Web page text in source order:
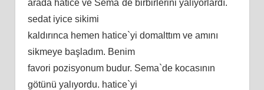
arada hatice ve Sema`de birbirlerini yalıyorlardı.
sedat iyice sikimi
kaldırınca hemen hatice`yi domalttım ve amını
sikmeye başladım. Benim
favori pozisyonum budur. Sema`de kocasının
götünü yalıyordu. hatice`yi